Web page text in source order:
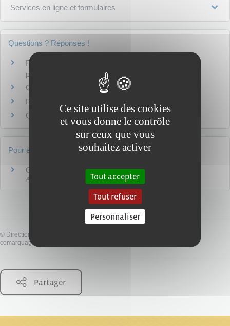
Services en ligne et formulaires
Questions ? Réponses !
Faut-il présenter un certificat de non-Pacs pour se
pacser ?
Comment obtenir une attestation de Pacs ?
Peut-on se pacser avec un membre de sa famille ?
Quel est le coût d'un Pacs ?
Pour en savoir plus
Guide de la location en cas de Pacs
Agence nationale pour l'information sur le logement (Anil)
© Direction de l'information légale et administrative
comarquage developpé par
Partager
Ce site utilise des cookies
et vous donne le contrôle
sur ceux que vous
souhaitez activer
Tout accepter
Tout refuser
Personnaliser